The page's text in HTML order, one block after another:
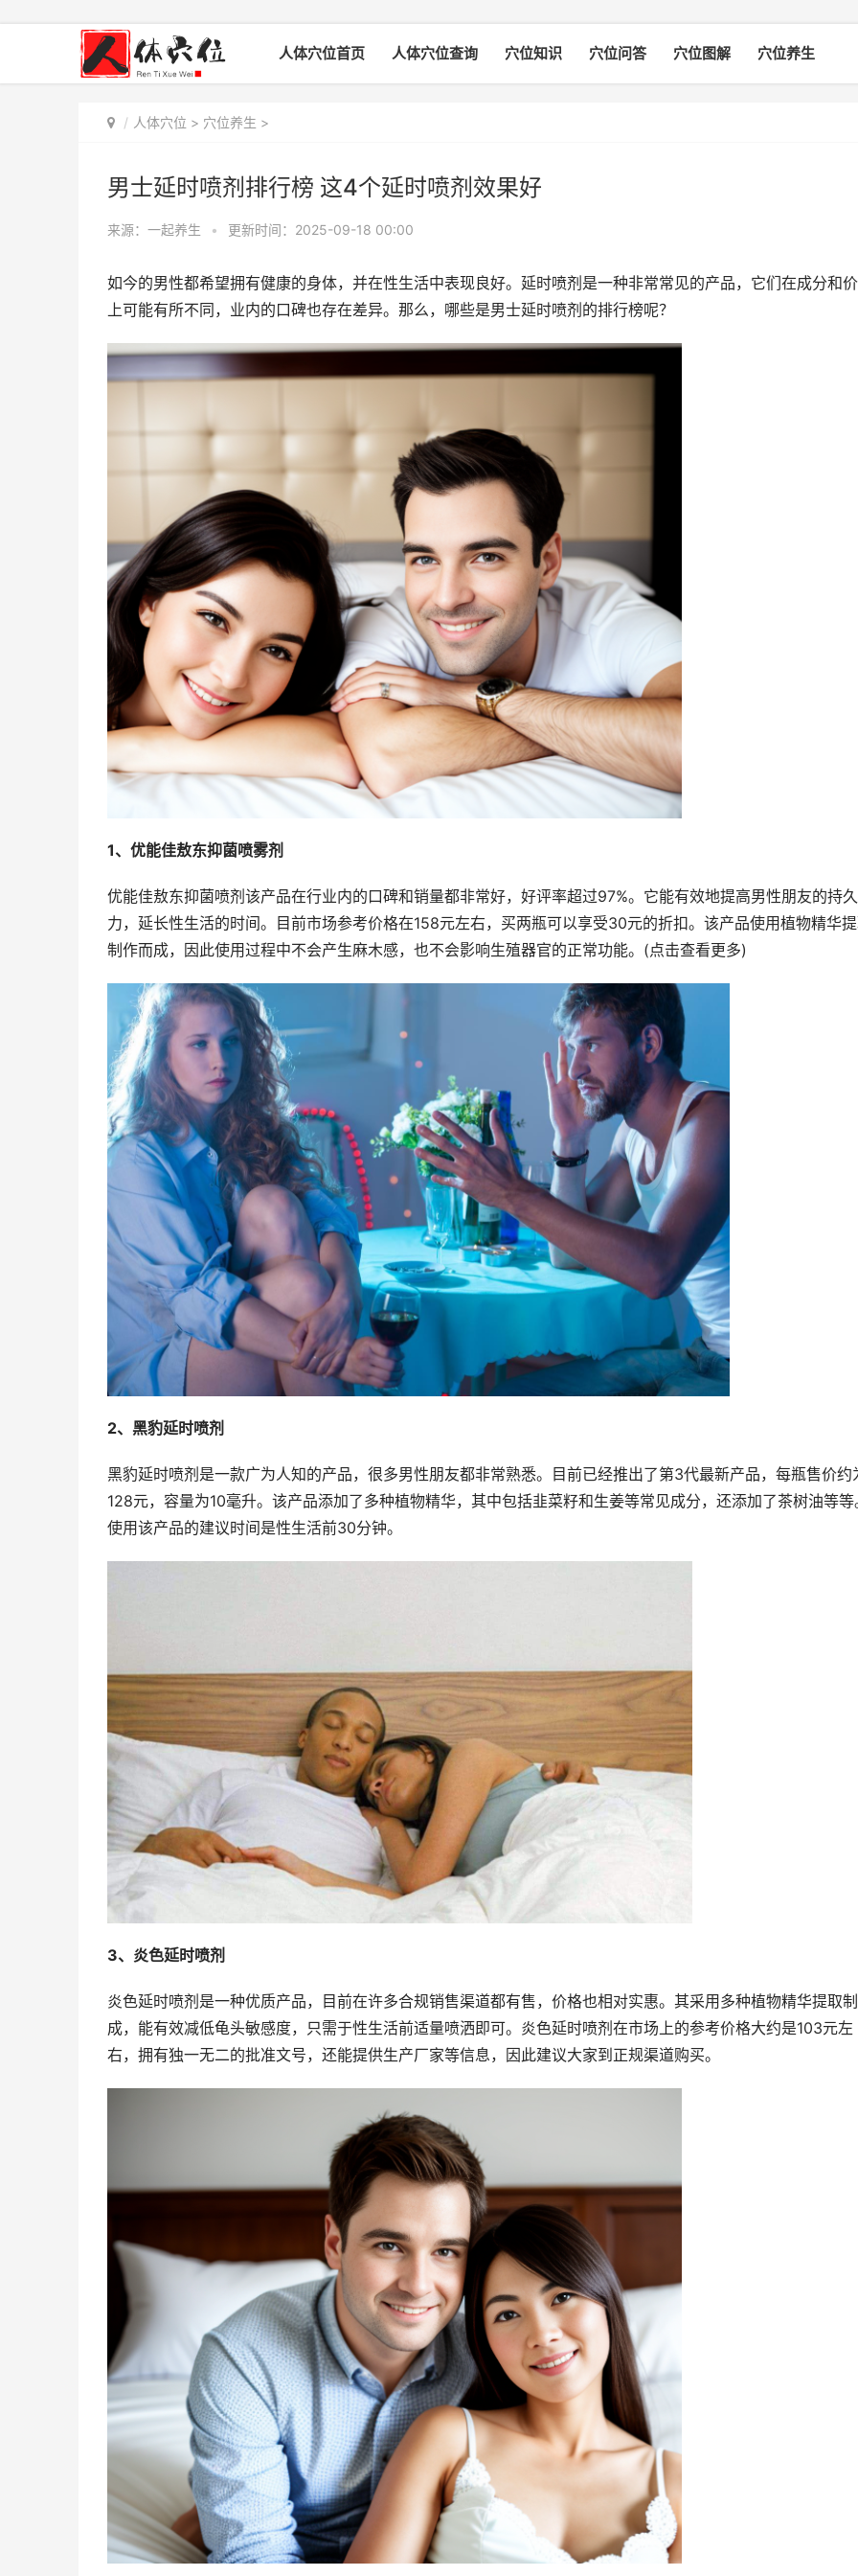
人体穴位首页 人体穴位查询 穴位知识 穴位问答 穴位图解 穴位养生
人体穴位 > 穴位养生 >
男士延时喷剂排行榜 这4个延时喷剂效果好
来源：一起养生 • 更新时间：2025-09-18 00:00
如今的男性都希望拥有健康的身体，并在性生活中表现良好。延时喷剂是一种非常常见的产品，它们在成分和
上可能有所不同，业内的口碑也存在差异。那么，哪些是男士延时喷剂的排行榜呢？
1、优能佳敖东抑菌喷雾剂
优能佳敖东抑菌喷剂该产品在行业内的口碑和销量都非常好，好评率超过97%。它能有效地提高男性朋友的持
力，延长性生活的时间。目前市场参考价格在158元左右，买两瓶可以享受30元的折扣。该产品使用植物精华
制作而成，因此使用过程中不会产生麻木感，也不会影响生殖器官的正常功能。(点击查看更多)
2、 黑豹延时喷剂
黑豹延时喷剂是一款广为人知的产品，很多男性朋友都非常熟悉。目前已经推出了第3代最新产品，每瓶售价约
128元，容量为10毫升。该产品添加了多种植物精华，其中包括韭菜籽和生姜等常见成分，还添加了茶树油等等
使用该产品的建议时间是性生活前30分钟。
3、炎色延时喷剂
炎色延时喷剂是一种优质产品，目前在许多合规销售渠道都有售，价格也相对实惠。其采用多种植物精华提取制
成，能有效减低龟头敏感度，只需于性生活前适量喷洒即可。炎色延时喷剂在市场上的参考价格大约是103元左
右，拥有独一无二的批准文号，还能提供生产厂家等信息，因此建议大家到正规渠道购买。